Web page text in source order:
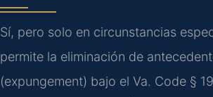
Sí, pero solo en circunstancias
permite la eliminación de
(expungement) bajo el Va. Code §